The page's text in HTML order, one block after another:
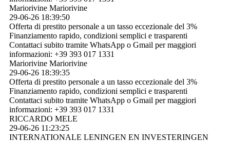
Mariorivine Mariorivine
29-06-26 18:39:50
Offerta di prestito personale a un tasso eccezionale del 3%
Finanziamento rapido, condizioni semplici e trasparenti
Contattaci subito tramite WhatsApp o Gmail per maggiori
informazioni: +39 393 017 1331
Mariorivine Mariorivine
29-06-26 18:39:35
Offerta di prestito personale a un tasso eccezionale del 3%
Finanziamento rapido, condizioni semplici e trasparenti
Contattaci subito tramite WhatsApp o Gmail per maggiori
informazioni: +39 393 017 1331
RICCARDO MELE
29-06-26 11:23:25
INTERNATIONALE LENINGEN EN INVESTERINGEN